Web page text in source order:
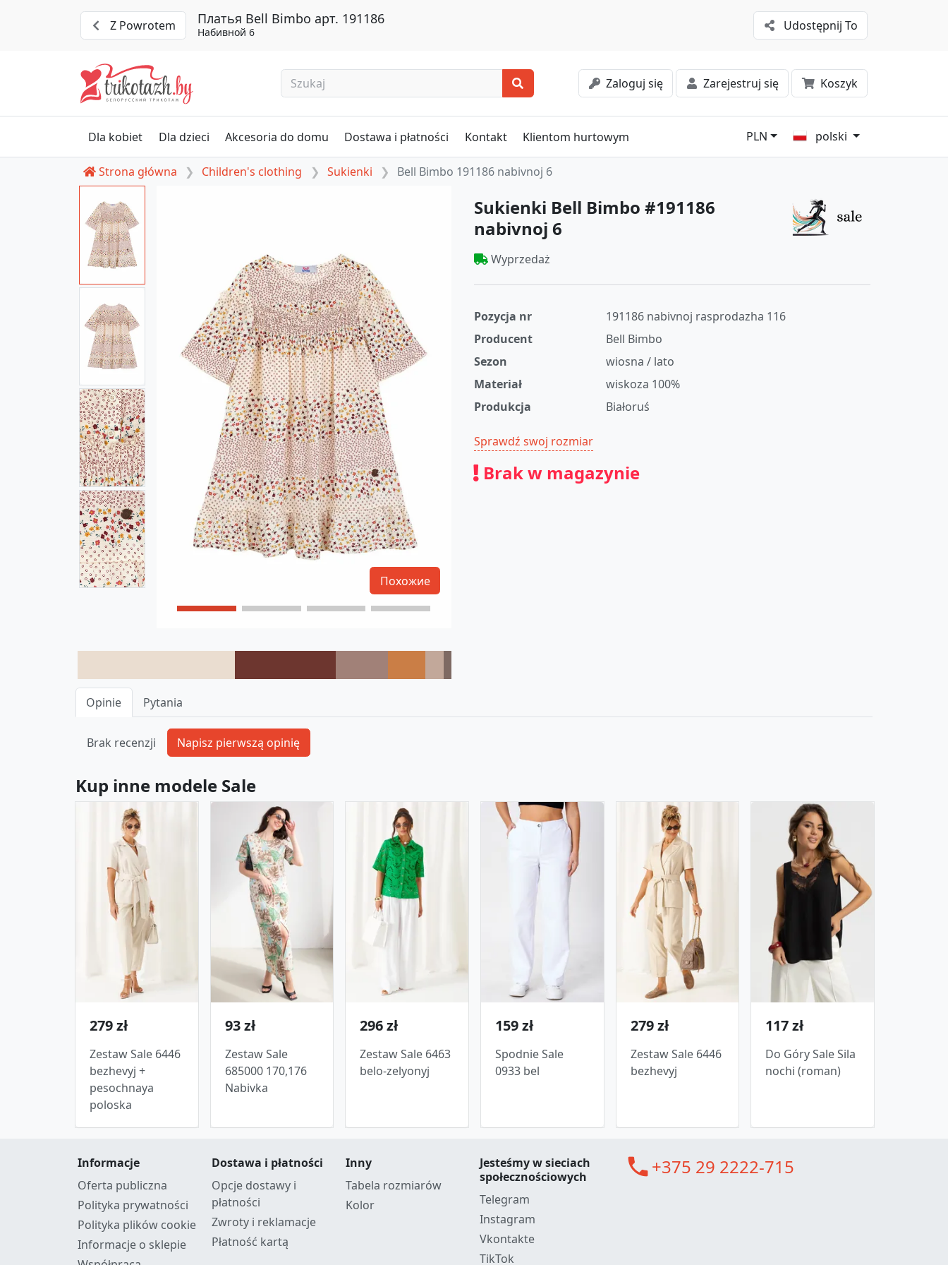
Z Powrotem Платья Bell Bimbo арт. 191186
Набивной 6 Udostępnij To
Zaloguj się Zarejestruj się Koszyk
Dla kobiet Dla dzieci Akcesoria do domu Dostawa i płatności Kontakt Klientom hurtowym PLN polski
Strona główna Children's clothing Sukienki Bell Bimbo 191186 nabivnoj 6
Похожие
Sukienki Bell Bimbo #191186
nabivnoj 6
Wyprzedaż
Pozycja nr
191186 nabivnoj rasprodazha 116
Producent
Bell Bimbo
Sezon
wiosna / lato
Materiał
wiskoza 100%
Produkcja
Białoruś
Sprawdź swoj rozmiar
Brak w magazynie
Opinie Pytania
Brak recenzji
Kup inne modele Sale
279 zł
Zestaw Sale 6446
bezhevyj +
pesochnaya
poloska
93 zł
Zestaw Sale
685000 170,176
Nabivka
296 zł
Zestaw Sale 6463
belo-zelyonyj
159 zł
Spodnie Sale
0933 bel
279 zł
Zestaw Sale 6446
bezhevyj
117 zł
Do Góry Sale Sila
nochi (roman)
Informacje
Oferta publiczna
Polityka prywatności
Polityka plików cookie
Informacje o sklepie
Dostawa i płatności
Opcje dostawy i
płatności
Zwroty i reklamacje
Płatność kartą
Inny
Tabela rozmiarów
Kolor
Jesteśmy w sieciach
społecznościowych
Telegram
Instagram
Vkontakte
TikTok
call+375 29 2222-715